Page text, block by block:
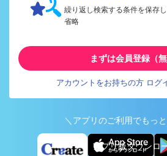
繰り返し検索する条件を保存
省略
まずは会員登録（無
アカウントをお持ちの方 ログ
＼アプリのご利用でもっ
アプリ版ダウンロ